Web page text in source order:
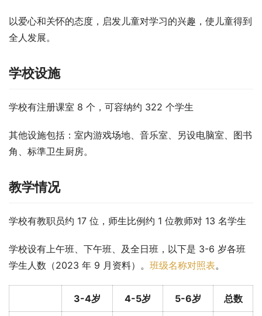
以爱心和关怀的态度，启发儿童对学习的兴趣，使儿童得到
全人发展。
学校设施
学校有注册课室 8 个，可容纳约 322 个学生
其他设施包括：室内游戏场地、音乐室、另设电脑室、图书
角、标準卫生厨房。
教学情况
学校有教职员约 17 位，师生比例约 1 位教师对 13 名学生
学校设有上午班、下午班、及全日班，以下是 3-6 岁各班
学生人数（2023 年 9 月资料）。 班级名称对照表。
3-4岁 4-5岁 5-6岁 总数